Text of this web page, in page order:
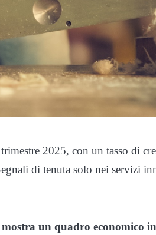
2025, con un tasso di
di tenuta solo nei servizi
mostra un quadro economico